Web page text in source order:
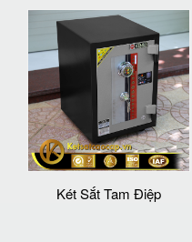
Két Sắt Tam Điệp